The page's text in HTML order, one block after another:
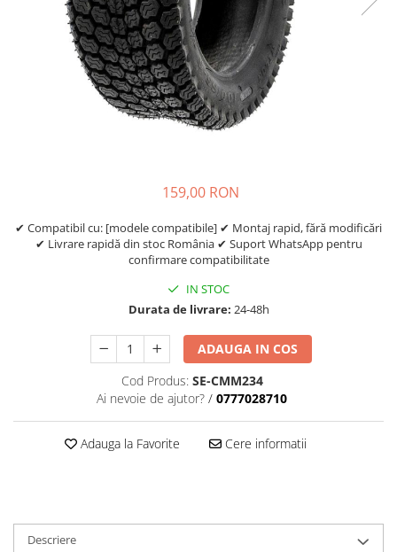
Placute de frana
Manete de frana
https://www.doctortrotineta.ro/lumini
Suruburi
Suspensie
https://www.doctortrotineta.ro/camere-
https://www.doctortrotineta.ro/cauciucuri-
trotinete-electrice
https://www.doctortrotineta.ro/cauciucuri-
Trotinete electrice
159,00 RON
✔ Compatibil cu: [modele compatibile] ✔ Montaj rapid, fără modificări
✔ Livrare rapidă din stoc România ✔ Suport WhatsApp pentru
confirmare compatibilitate
IN STOC
Durata de livrare: 24-48h
ADAUGA IN COS
Cod Produs: SE-CMM234
Ai nevoie de ajutor? / 0777028710
Adauga la Favorite Cere informatii
Descriere